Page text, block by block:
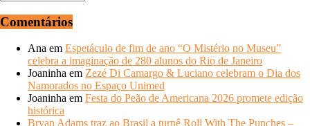
ANOS
ANTERIORES
Comentários
Ana em Espetáculo de fim de ano “O Mistério no Museu”
celebra a imaginação de 280 alunos do Rio de Janeiro
Joaninha em Zezé Di Camargo & Luciano celebram o Dia dos
Namorados no Espaço Unimed
Joaninha em Festa do Peão de Americana 2026 promete edição
histórica
Bryan Adams traz ao Brasil a turnê Roll With The Punches –